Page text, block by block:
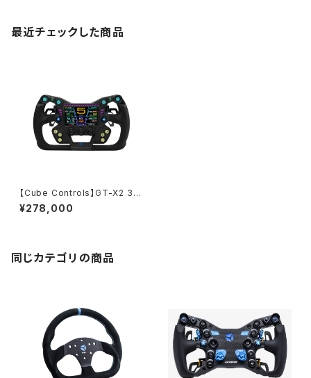
最近チェックした商品
【Cube Controls】GT-X2 30
0mm
¥278,000
同じカテゴリの商品